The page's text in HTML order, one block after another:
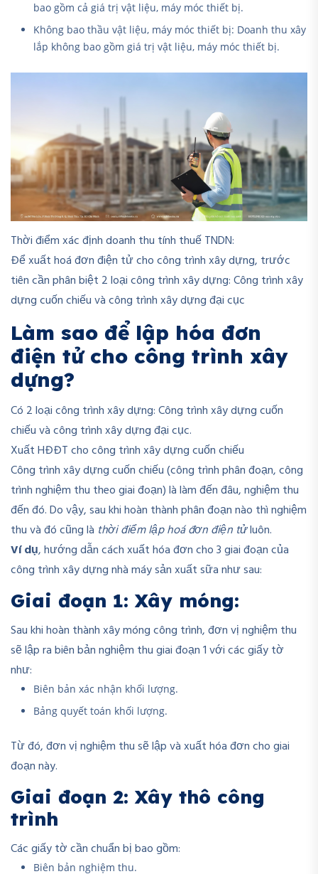
bao gồm cả giá trị vật liệu, máy móc thiết bị.
Không bao thầu vật liệu, máy móc thiết bị: Doanh thu xây
lắp không bao gồm giá trị vật liệu, máy móc thiết bị.
Thời điểm xác định doanh thu tính thuế TNDN:
Để xuất hoá đơn điện tử cho công trình xây dựng, trước
tiên cần phân biệt 2 loại công trình xây dựng: Công trình xây
dựng cuốn chiếu và công trình xây dựng đại cục
Làm sao để lập hóa đơn
điện tử cho công trình xây
dựng?
Có 2 loại công trình xây dựng: Công trình xây dựng cuốn
chiếu và công trình xây dựng đại cục.
Xuất HĐĐT cho công trình xây dựng cuốn chiếu
Công trình xây dựng cuốn chiếu (công trình phân đoạn, công
trình nghiệm thu theo giai đoạn) là làm đến đâu, nghiệm thu
đến đó. Do vậy, sau khi hoàn thành phân đoạn nào thì nghiệm
thu và đó cũng là thời điểm lập hoá đơn điện tửluôn.
Ví dụ, hướng dẫn cách xuất hóa đơn cho 3 giai đoạn của
công trình xây dựng nhà máy sản xuất sữa như sau:
Giai đoạn 1: Xây móng:
Sau khi hoàn thành xây móng công trình, đơn vị nghiệm thu
sẽ lập ra biên bản nghiệm thu giai đoạn 1 với các giấy tờ
như:
Biên bản xác nhận khối lượng.
Bảng quyết toán khối lượng.
Từ đó, đơn vị nghiệm thu sẽ lập và xuất hóa đơn cho giai
đoạn này.
Giai đoạn 2: Xây thô công
trình
Các giấy tờ cần chuẩn bị bao gồm:
Biên bản nghiệm thu.